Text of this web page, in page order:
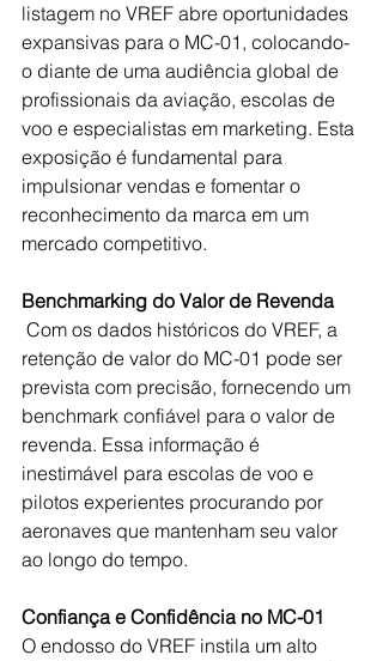
listagem no VREF abre oportunidades
expansivas para o MC-01, colocando-
o diante de uma audiência global de
profissionais da aviação, escolas de
voo e especialistas em marketing. Esta
exposição é fundamental para
impulsionar vendas e fomentar o
reconhecimento da marca em um
mercado competitivo.
Benchmarking do Valor de Revenda
retenção de valor do MC-01 pode ser
prevista com precisão, fornecendo um
benchmark confiável para o valor de
revenda. Essa informação é
inestimável para escolas de voo e
pilotos experientes procurando por
aeronaves que mantenham seu valor
ao longo do tempo.
Confiança e Confidência no MC-01
O endosso do VREF instila um alto